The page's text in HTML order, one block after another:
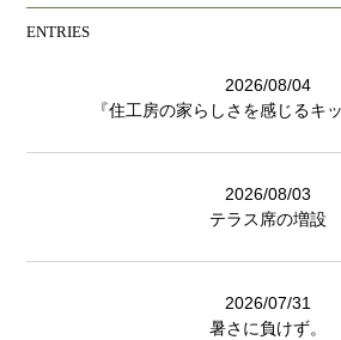
ENTRIES
2026/08/04
『住工房の家らしさを感じるキ
2026/08/03
テラス席の増設
2026/07/31
暑さに負けず。